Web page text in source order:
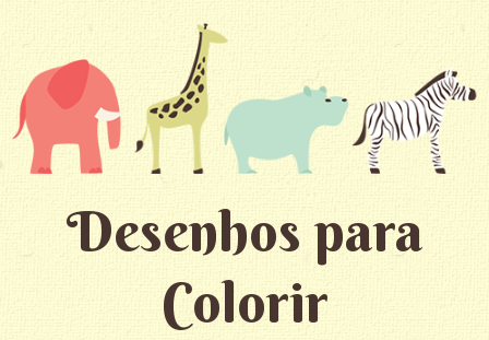
Desenhos para
Colorir